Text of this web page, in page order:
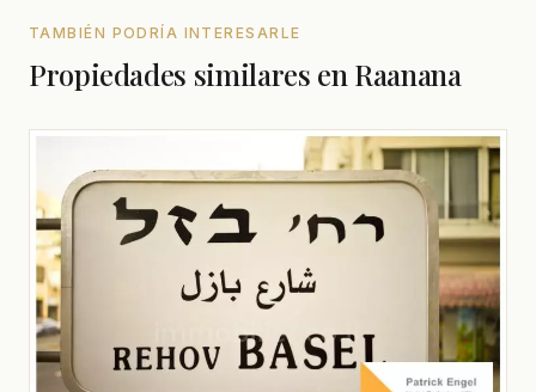
TAMBIÉN PODRÍA INTERESARLE
Propiedades similares en Raanana